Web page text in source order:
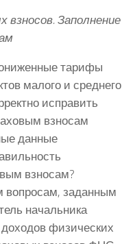
Заполнение
тарифы
малого и среднего
исправить
взносам
данные
взносам?
вопросам, заданным
начальника
физических